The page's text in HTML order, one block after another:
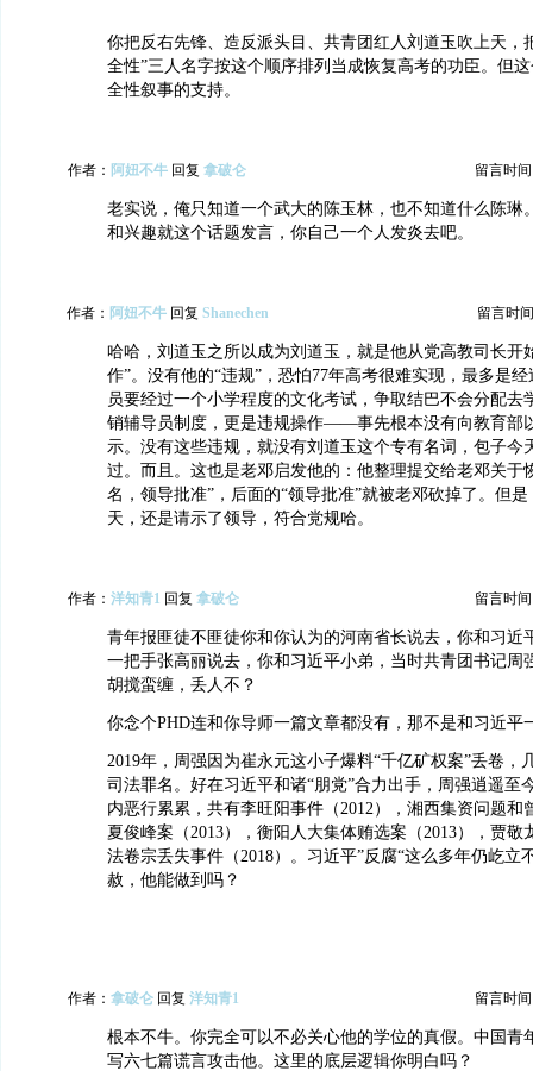
你把反右先锋、造反派头目、共青团红人刘道玉吹上天，
全性”三人名字按这个顺序排列当成恢复高考的功臣。但
全性叙事的支持。
作者： 阿妞不牛 回复 拿破仑 留言时间
老实说，俺只知道一个武大的陈玉林，也不知道什么陈琳
和兴趣就这个话题发言，你自己一个人发炎去吧。
作者： 阿妞不牛 回复 Shanechen 留言时
哈哈，刘道玉之所以成为刘道玉，就是他从党高教司长开
作”。没有他的“违规”，恐怕77年高考很难实现，最多是
员要经过一个小学程度的文化考试，争取结巴不会分配去
销辅导员制度，更是违规操作——事先根本没有向教育部
示。没有这些违规，就没有刘道玉这个专有名词，包子今
过。而且。这也是老邓启发他的：他整理提交给老邓关于
名，领导批准”，后面的“领导批准”就被老邓砍掉了。但
天，还是请示了领导，符合党规哈。
作者： 洋知青1 回复 拿破仑 留言时间
青年报匪徒不匪徒你和你认为的河南省长说去，你和习近
一把手张高丽说去，你和习近平小弟，当时共青团书记周
胡搅蛮缠，丢人不？
你念个PHD连和你导师一篇文章都没有，那不是和习近平
2019年，周强因为崔永元这小子爆料“千亿矿权案”丢卷，
司法罪名。好在习近平和诸“朋党”合力出手，周强逍遥至
内恶行累累，共有李旺阳事件（2012），湘西集资问题和
夏俊峰案（2013），衡阳人大集体贿选案（2013），贾敬
法卷宗丢失事件（2018）。习近平”反腐“这么多年仍屹立
赦，他能做到吗？
作者： 拿破仑 回复 洋知青1 留言时间
根本不牛。你完全可以不必关心他的学位的真假。中国青
写六七篇谎言攻击他。这里的底层逻辑你明白吗？